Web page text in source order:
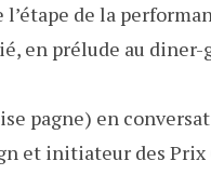
de la
en prélude au diner-
pagne) en
et initiateur des Prix